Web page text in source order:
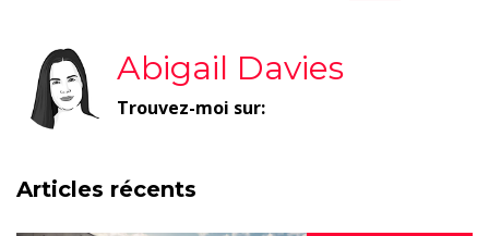
Abigail Davies
Trouvez-moi sur:
Articles récents